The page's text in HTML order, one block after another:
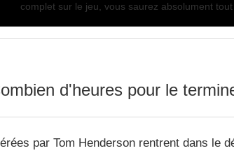
complet sur le jeu, vous saurez absolument
d'heures pour le
par Tom Henderson rentrent dans le